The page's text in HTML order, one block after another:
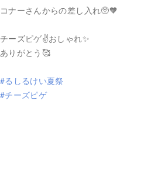
クーポン
コナーさんからの差し入れ🥺🧡
チーズピゲ✌️おしゃれ✨
ありがとう🥰
#るしるけい夏祭
#チーズピゲ